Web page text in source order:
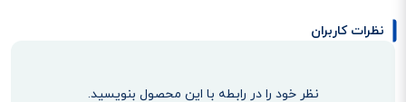
نظرات کاربران
نظر خود را در رابطه با این محصول بنویسید.